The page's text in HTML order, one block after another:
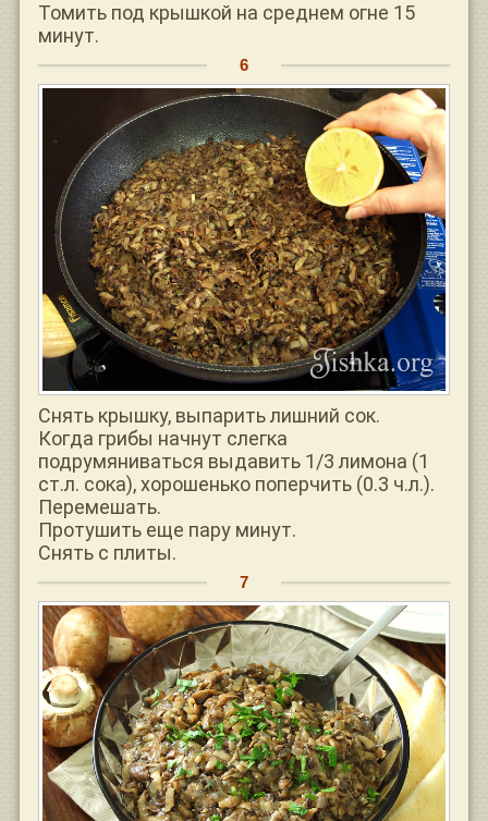
Томить под крышкой на среднем огне 15
минут.
Снять крышку, выпарить лишний сок.
Когда грибы начнут слегка
подрумяниваться выдавить 1/3 лимона (1
ст.л. сока), хорошенько поперчить (0.3 ч.л.).
Перемешать.
Протушить еще пару минут.
Снять с плиты.